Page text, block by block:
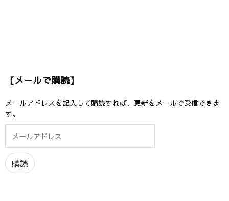
【メールで購読】
メールアドレスを記入して購読すれば、更新をメールで受信できま
す。
ル
ア
ド
購読